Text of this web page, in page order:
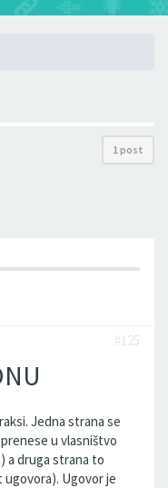
1 post
#125
Jedna strana se
u vlasništvo
a druga strana to
ugovora). Ugovor je